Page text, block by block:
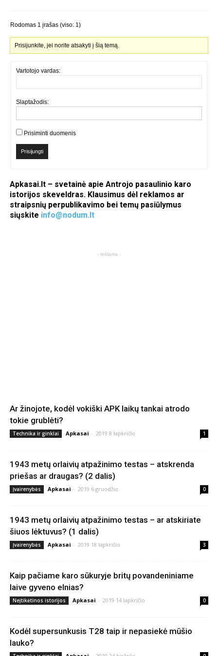
Rodomas 1 įrašas (viso: 1)
Prisijunkite, jei norite atsakyti į šią temą.
Vartotojo vardas:
Slaptažodis:
Prisiminti duomenis
Prisijungti
Apkasai.lt – svetainė apie Antrojo pasaulinio karo
istorijos skeveldras. Klausimus dėl reklamos ar
straipsnių perpublikavimo bei temų pasiūlymus
siųskite info@nodum.lt
- reklama -
Ar žinojote, kodėl vokiški APK laikų tankai atrodo
tokie grublėti?
Technika ir ginklai Apkasai - 2019 8 lapkričio 1
1943 metų orlaivių atpažinimo testas – atskrenda
priešas ar draugas? (2 dalis)
Įvairenybės Apkasai - 2019 6 gruodžio 0
1943 metų orlaivių atpažinimo testas – ar atskiriate
šiuos lėktuvus? (1 dalis)
Įvairenybės Apkasai - 2019 18 lapkričio 3
Kaip pačiame karo sūkuryje britų povandeniniame
laive gyveno elnias?
Neįtikėtinos istorijos Apkasai - 2019 14 lapkričio 0
Kodėl supersunkusis T28 taip ir nepasiekė mūšio
lauko?